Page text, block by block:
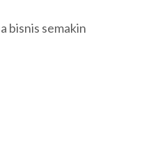
bisnis semakin